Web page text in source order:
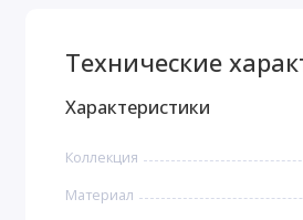
Технические
Характеристики
Коллекция
Материал